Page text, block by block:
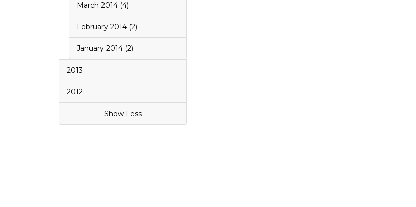
March 2014 (4)
February 2014 (2)
January 2014 (2)
2013
2012
Show Less